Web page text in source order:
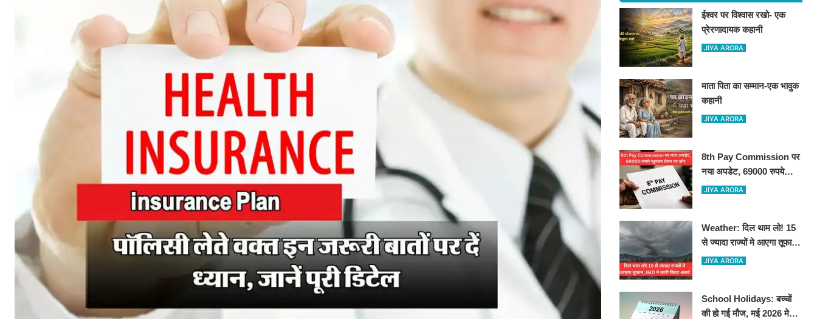
ईश्वर पर विश्वास रखो- एक
प्रेरणादायक कहानी
JIYA ARORA
माता पिता का सम्मान-एक भावुक
कहानी
JIYA ARORA
8th Pay Commission पर
नया अपडेट, 69000 रुपये
न्यूनतम वेतन पर ज़ोर
JIYA ARORA
Weather: दिल थाम लो! 15
से ज्यादा राज्यों मे आएगा तूफान,
IMD ने जारी किया अलर्ट
JIYA ARORA
School Holidays: बच्चों
की हो गई मौज, मई 2026 मे